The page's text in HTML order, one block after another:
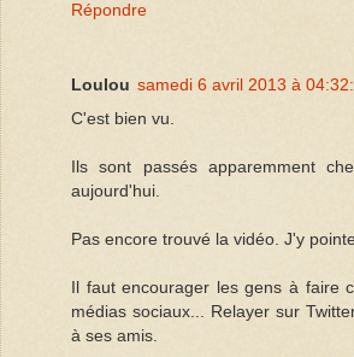
Répondre
Loulou samedi 6 avril 2013 à
C'est bien vu.
Ils sont passés apparemment
aujourd'hui.
Pas encore trouvé la vidéo. J'y
Il faut encourager les gens à faire
médias sociaux... Relayer sur
à ses amis.